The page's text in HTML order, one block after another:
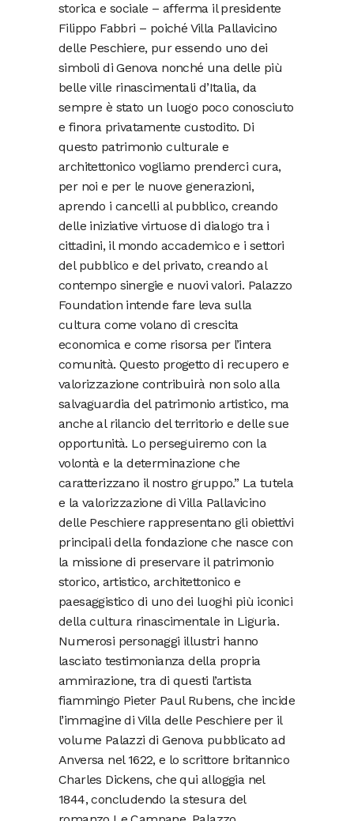
storica e sociale – afferma il presidente
Filippo Fabbri – poiché Villa Pallavicino
delle Peschiere, pur essendo uno dei
simboli di Genova nonché una delle più
belle ville rinascimentali d’Italia, da
sempre è stato un luogo poco conosciuto
e finora privatamente custodito. Di
questo patrimonio culturale e
architettonico vogliamo prenderci cura,
per noi e per le nuove generazioni,
aprendo i cancelli al pubblico, creando
delle iniziative virtuose di dialogo tra i
cittadini, il mondo accademico e i settori
del pubblico e del privato, creando al
contempo sinergie e nuovi valori. Palazzo
Foundation intende fare leva sulla
cultura come volano di crescita
economica e come risorsa per l’intera
comunità. Questo progetto di recupero e
valorizzazione contribuirà non solo alla
salvaguardia del patrimonio artistico, ma
anche al rilancio del territorio e delle sue
opportunità. Lo perseguiremo con la
volontà e la determinazione che
caratterizzano il nostro gruppo.” La tutela
e la valorizzazione di Villa Pallavicino
delle Peschiere rappresentano gli obiettivi
principali della fondazione che nasce con
la missione di preservare il patrimonio
storico, artistico, architettonico e
paesaggistico di uno dei luoghi più iconici
della cultura rinascimentale in Liguria.
Numerosi personaggi illustri hanno
lasciato testimonianza della propria
ammirazione, tra di questi l’artista
fiammingo Pieter Paul Rubens, che incide
l’immagine di Villa delle Peschiere per il
volume Palazzi di Genova pubblicato ad
Anversa nel 1622, e lo scrittore britannico
Charles Dickens, che qui alloggia nel
1844, concludendo la stesura del